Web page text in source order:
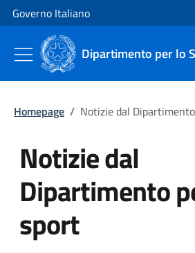
Vai al contenuto
Vai alla navigazione del sito
Governo Italiano
Dipartimento per lo
Homepage / Notizie dal
Notizie dal
Dipartimento
sport